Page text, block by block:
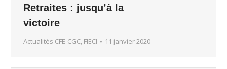
Retraites : jusqu’à la
victoire
Actualités CFE-CGC, FIECI 11 janvier 2020